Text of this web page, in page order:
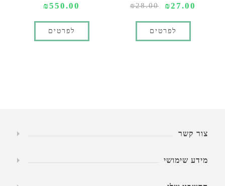
₪27.00
₪28.00
לפרטים
₪550.00
לפרטים
צור קשר
מידע שימושי